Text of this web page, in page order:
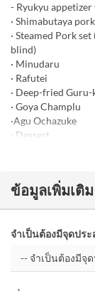
- Ryukyu
· Shimabutaya
· Steamed Pork
blind)
· Minudaru
· Rafutei
· Deep-fried Guru-
· Goya Champlu
·Agu Ochazuke
· Dessert
ข้อมูลเพิ่มเติม
จำเป็นต้องมีจุดประ